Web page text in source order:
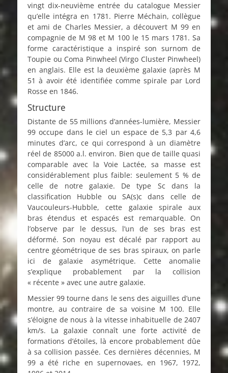
vingt dix-neuvième entrée du catalogue Messier
qu’elle intégra en 1781. Pierre Méchain, collègue
et ami de Charles Messier, a découvert M 99 en
compagnie de M 98 et M 100 le 15 mars 1781. Sa
forme caractéristique a inspiré son surnom de
Toupie ou Coma Pinwheel (Virgo Cluster Pinwheel)
en anglais. Elle est la deuxième galaxie (après M
51 à avoir été identifiée comme spirale par Lord
Rosse en 1846.
Structure
Distante de 55 millions d’années-lumière, Messier
99 occupe dans le ciel un espace de 5,3 par 4,6
minutes d’arc, ce qui correspond à un diamètre
réel de 85000 a.l. environ. Bien que de taille quasi
comparable avec la Voie Lactée, sa masse est
considérablement plus faible: seulement 5 % de
celle de notre galaxie. De type Sc dans la
classification Hubble ou SA(s)c dans celle de
Vaucouleurs-Hubble, cette galaxie spirale aux
bras étendus et espacés est remarquable. On
l’observe par le dessus, l’un de ses bras est
déformé. Son noyau est décalé par rapport au
centre géométrique de ses bras spiraux, on parle
ici de galaxie asymétrique. Cette anomalie
s’explique probablement par la collision
« récente » avec une autre galaxie.
Messier 99 tourne dans le sens des aiguilles d’une
montre, au contraire de sa voisine M 100. Elle
s’éloigne de nous à la vitesse inhabituelle de 2407
km/s. La galaxie connaît une forte activité de
formations d’étoiles, là encore probablement dûe
à sa collision passée. Ces dernières décennies, M
99 a été riche en supernovaes, en 1967, 1972,